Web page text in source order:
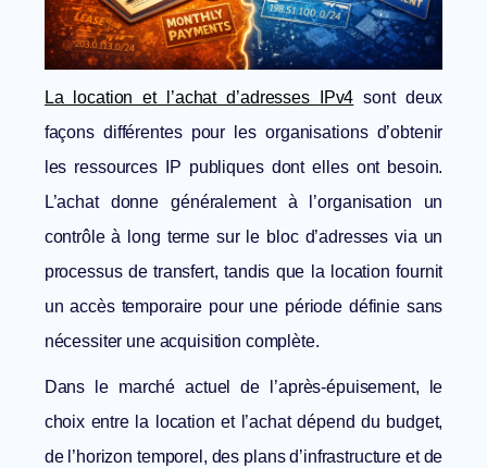
La location et l’achat d’adresses IPv4 sont deux
façons différentes pour les organisations d’obtenir
les ressources IP publiques dont elles ont besoin.
L’achat donne généralement à l’organisation un
contrôle à long terme sur le bloc d’adresses via un
processus de transfert, tandis que la location fournit
un accès temporaire pour une période définie sans
nécessiter une acquisition complète.
Dans le marché actuel de l’après-épuisement, le
choix entre la location et l’achat dépend du budget,
de l’horizon temporel, des plans d’infrastructure et de